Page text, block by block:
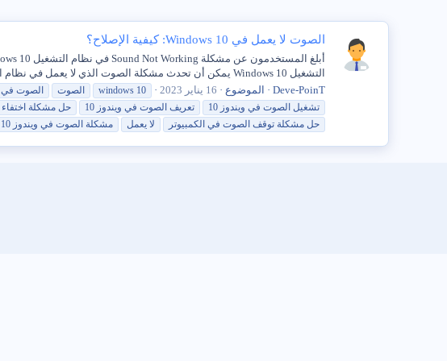
الصوت لا يعمل في Windows 10: كيفية الإصلاح؟
التشغيل Windows 10 يمكن أن تحدث مشكلة الصوت الذي لا يعمل في نظام التشغيل Windows 10 على أجهزة الكمبيوتر...
Deve-PoinT
الموضوع 16 يناير 2023 windows 10 الصوت الصوت في
تشغيل الصوت في ويندوز 10 تعريف الصوت في ويندوز 10 حل مشكلة اختفاء
حل مشكلة توقف الصوت في الكمبيوتر لا يعمل مشكلة الصوت في ويندوز 10